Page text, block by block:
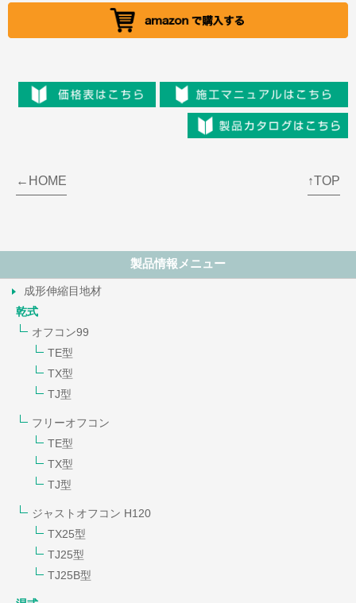
←HOME ↑TOP
製品情報 メニュー
成形伸縮目地材
乾式
オフコン99
TE型
TX型
TJ型
フリーオフコン
TE型
TX型
TJ型
ジャストオフコン H120
TX25型
TJ25型
TJ25B型